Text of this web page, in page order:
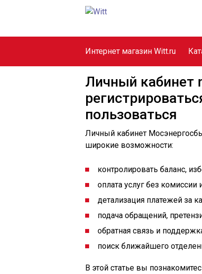
Интернет магазин Witt.ru
Личный кабинет
пользоваться
Личный кабинет
широкие возможности:
контролировать баланс,
оплата услуг без комиссии
детализация платежей за
подача обращений,
обратная связь и
поиск ближайшего
В этой статье вы